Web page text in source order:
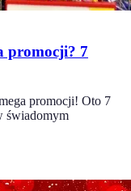
promocji? 7
promocji! Oto 7
świadomym